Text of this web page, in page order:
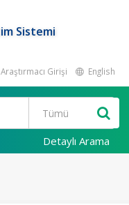
Sistemi
Araştırmacı Girişi English
Detaylı Arama